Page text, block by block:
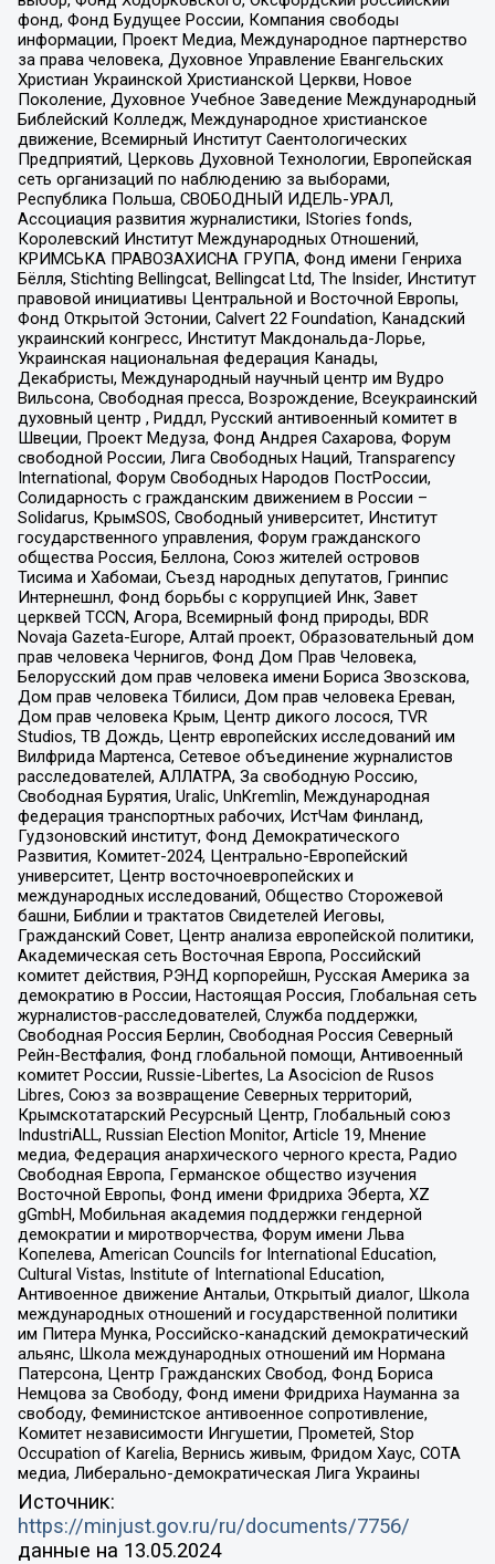
фонд, Фонд Будущее России, Компания свободы
информации, Проект Медиа, Международное партнерство
за права человека, Духовное Управление Евангельских
Христиан Украинской Христианской Церкви, Новое
Поколение, Духовное Учебное Заведение Международный
Библейский Колледж, Международное христианское
движение, Всемирный Институт Саентологических
Предприятий, Церковь Духовной Технологии, Европейская
сеть организаций по наблюдению за выборами,
Республика Польша, СВОБОДНЫЙ ИДЕЛЬ-УРАЛ,
Ассоциация развития журналистики, IStories fonds,
Королевский Институт Международных Отношений,
КРИМСЬКА ПРАВОЗАХИСНА ГРУПА, Фонд имени Генриха
Бёлля, Stichting Bellingcat, Bellingcat Ltd, The Insider, Институт
правовой инициативы Центральной и Восточной Европы,
Фонд Открытой Эстонии, Calvert 22 Foundation, Канадский
украинский конгресс, Институт Макдональда-Лорье,
Украинская национальная федерация Канады,
Декабристы, Международный научный центр им Вудро
Вильсона, Свободная пресса, Возрождение, Всеукраинский
духовный центр , Риддл, Русский антивоенный комитет в
Швеции, Проект Медуза, Фонд Андрея Сахарова, Форум
свободной России, Лига Свободных Наций, Transparеncy
International, Форум Свободных Народов ПостРоссии,
Солидарность с гражданским движением в России –
Solidarus, КрымSOS, Свободный университет, Институт
государственного управления, Форум гражданского
общества Россия, Беллона, Союз жителей островов
Тисима и Хабомаи, Съезд народных депутатов, Гринпис
Интернешнл, Фонд борьбы с коррупцией Инк, Завет
церквей TCCN, Агора, Всемирный фонд природы, BDR
Novaja Gazeta-Europe, Алтай проект, Образовательный дом
прав человека Чернигов, Фонд Дом Прав Человека,
Белорусский дом прав человека имени Бориса Звозскова,
Дом прав человека Тбилиси, Дом прав человека Ереван,
Дом прав человека Крым, Центр дикого лосося, TVR
Studios, ТВ Дождь, Центр европейских исследований им
Вилфрида Мартенса, Сетевое объединение журналистов
расследователей, АЛЛАТРА, За свободную Россию,
Свободная Бурятия, Uralic, UnKremlin, Международная
федерация транспортных рабочих, ИстЧам Финланд,
Гудзоновский институт, Фонд Демократического
Развития, Комитет-2024, Центрально-Европейский
университет, Центр восточноевропейских и
международных исследований, Общество Сторожевой
башни, Библии и трактатов Свидетелей Иеговы,
Гражданский Совет, Центр анализа европейской политики,
Академическая сеть Восточная Европа, Российский
комитет действия, РЭНД корпорейшн, Русская Америка за
демократию в России, Настоящая Россия, Глобальная сеть
журналистов-расследователей, Служба поддержки,
Свободная Россия Берлин, Свободная Россия Северный
Рейн-Вестфалия, Фонд глобальной помощи, Антивоенный
комитет России, Russie-Libertes, La Asocicion de Rusos
Libres, Союз за возвращение Северных территорий,
Крымскотатарский Ресурсный Центр, Глобальный союз
IndustriALL, Russian Election Monitor, Article 19, Мнение
медиа, Федерация анархического черного креста, Радио
Свободная Европа, Германское общество изучения
Восточной Европы, Фонд имени Фридриха Эберта, XZ
gGmbH, Мобильная академия поддержки гендерной
демократии и миротворчества, Форум имени Льва
Копелева, American Councils for International Education,
Cultural Vistas, Institute of International Education,
Антивоенное движение Антальи, Открытый диалог, Школа
международных отношений и государственной политики
им Питера Мунка, Российско-канадский демократический
альянс, Школа международных отношений им Нормана
Патерсона, Центр Гражданских Свобод, Фонд Бориса
Немцова за Свободу, Фонд имени Фридриха Науманна за
свободу, Феминистское антивоенное сопротивление,
Комитет независимости Ингушетии, Прометей, Stop
Occupation of Karelia, Вернись живым, Фридом Хаус, СОТА
медиа, Либерально-демократическая Лига Украины
Источник:
https://minjust.gov.ru/ru/documents/7756/
данные на 13.05.2024